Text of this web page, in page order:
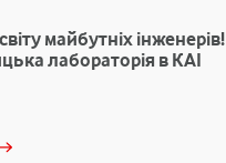
майбутніх інженерів!
лабораторія в КАІ